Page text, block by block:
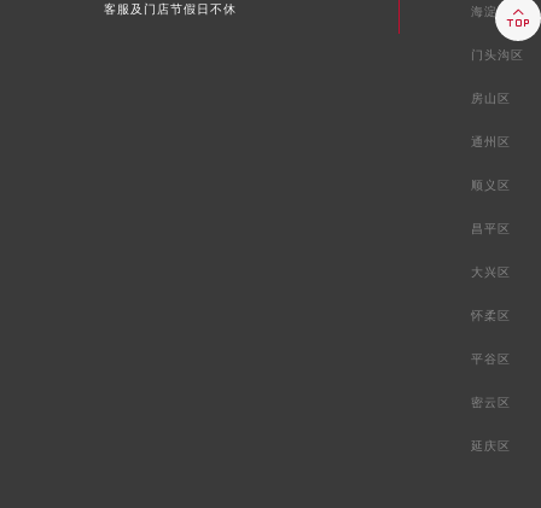
客服及门店节假日不休
海淀区
门头沟区
房山区
通州区
顺义区
昌平区
大兴区
怀柔区
平谷区
密云区
延庆区
